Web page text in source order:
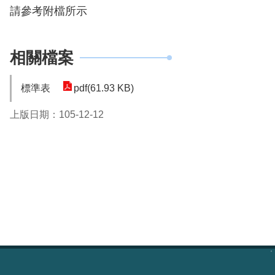
請參考附檔所示
相關檔案
標準表 pdf(61.93 KB)
上版日期：105-12-12